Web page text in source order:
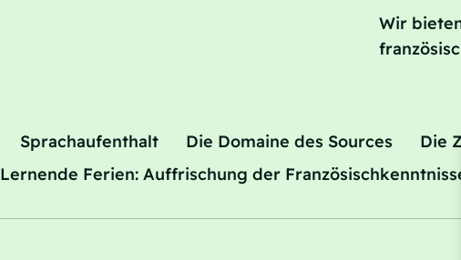
Wir
Sprachaufenthalt Die Domaine des Sources Die
Lernende Ferien: Auffrischung der